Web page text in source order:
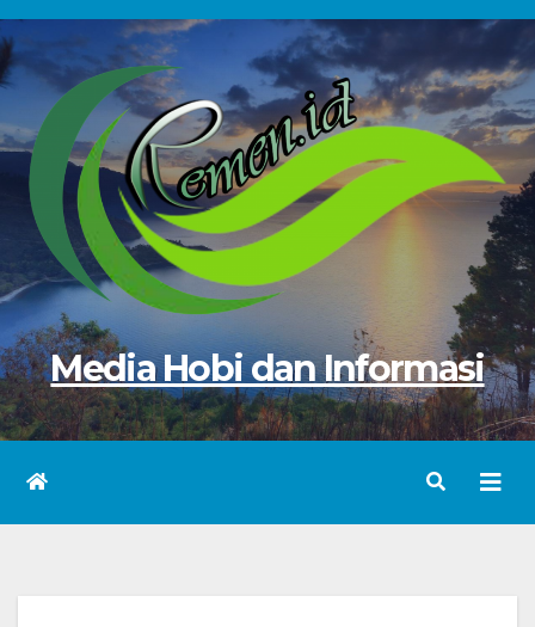
Skip
to
content
Media Hobi dan Informasi